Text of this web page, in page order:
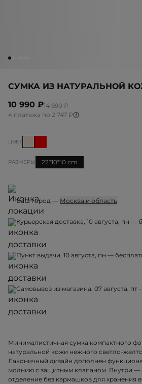
СУМКА ИЗ НАТУРАЛЬНОЙ
10 990 ₽14 990 ₽
4 платежа по 2 747 ₽
ЦВЕТ
РАЗМЕРЫ 22*10*10 cm
Ваш город — Москва и область
Курьерская доставка, 10 августа, пн —
Пункт выдачи, 10 августа, пн —
Самовывоз из магазина, 07 августа, пт
Минималистичная сумка компактного
натуральной кожи нежного светло-
Лаконичный дизайн дополнен
молнию с защитным клапаном. Внутри —
отделение без кармашков для хранения